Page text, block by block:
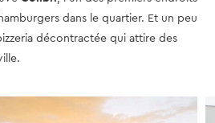
dans le quartier. Et un peu
décontractée qui attire des